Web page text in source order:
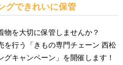
グできれいに保管
物を大切に保管しませんか？
を行う「きもの専門チェーン 西松
グキャンペーン」を開催します！